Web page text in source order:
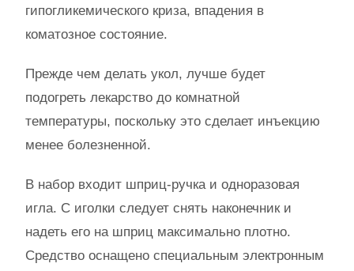
гипогликемического криза, впадения в
коматозное состояние.
Прежде чем делать укол, лучше будет
подогреть лекарство до комнатной
температуры, поскольку это сделает инъекцию
менее болезненной.
В набор входит шприц-ручка и одноразовая
игла. С иголки следует снять наконечник и
надеть его на шприц максимально плотно.
Средство оснащено специальным электронным